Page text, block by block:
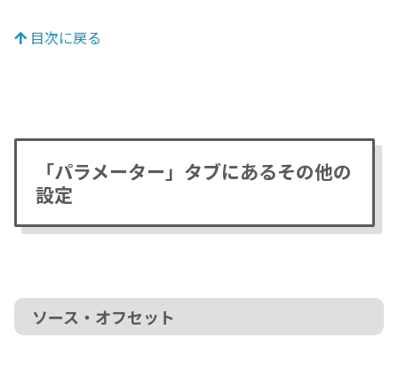
目次に戻る
「パラメーター」タブにあるその他の
設定
ソース・オフセット